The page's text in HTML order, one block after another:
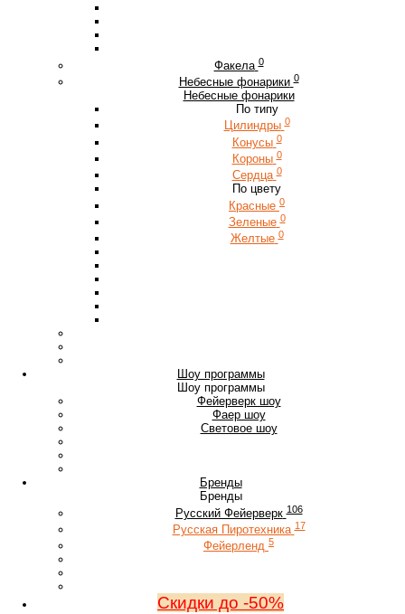
Факела 0
Небесные фонарики 0
Небесные фонарики
По типу
Цилиндры 0
Конусы 0
Короны 0
Сердца 0
По цвету
Красные 0
Зеленые 0
Желтые 0
Шоу программы
Шоу программы
Фейерверк шоу
Фаер шоу
Световое шоу
Бренды
Бренды
Русский Фейерверк 106
Русская Пиротехника 17
Фейерленд 5
Скидки до -50%